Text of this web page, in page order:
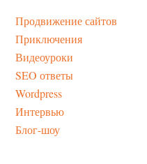
Продвижение сайтов
Приключения
Видеоуроки
SEO ответы
Wordpress
Интервью
Блог-шоу